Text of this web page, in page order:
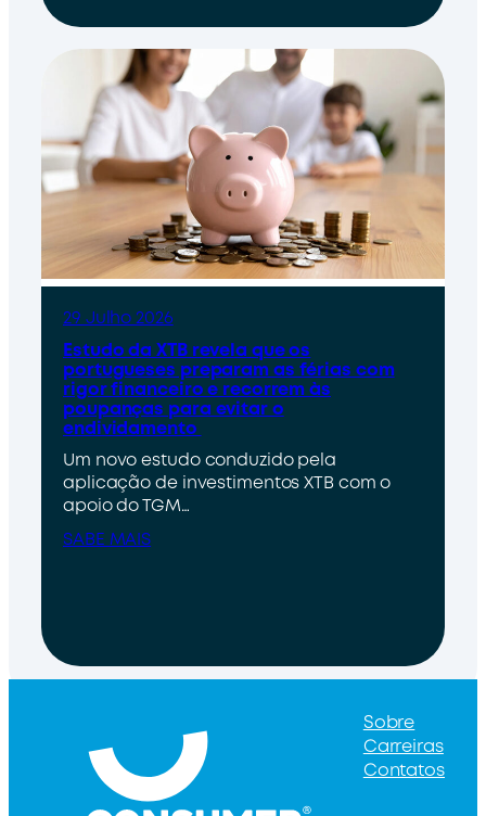
29 Julho 2026
Estudo da XTB revela que os
portugueses preparam as férias com
rigor financeiro e recorrem às
poupanças para evitar o
endividamento
Um novo estudo conduzido pela
aplicação de investimentos XTB com o
apoio do TGM…
SABE MAIS
Sobre
Carreiras
Contatos